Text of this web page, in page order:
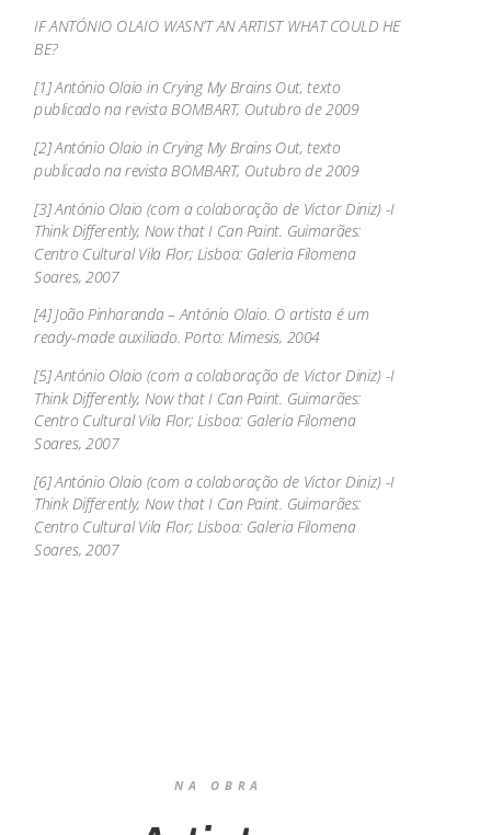
IF ANTÓNIO OLAIO WASN’T AN ARTIST WHAT COULD HE
BE?
[1] António Olaio in Crying My Brains Out, texto
publicado na revista BOMBART, Outubro de 2009
[2] António Olaio in Crying My Brains Out, texto
publicado na revista BOMBART, Outubro de 2009
[3] António Olaio (com a colaboração de Victor Diniz) -I
Think Differently, Now that I Can Paint. Guimarães:
Centro Cultural Vila Flor; Lisboa: Galeria Filomena
Soares, 2007
[4] João Pinharanda – António Olaio. O artista é um
ready-made auxiliado. Porto: Mimesis, 2004
[5] António Olaio (com a colaboração de Victor Diniz) -I
Think Differently, Now that I Can Paint. Guimarães:
Centro Cultural Vila Flor; Lisboa: Galeria Filomena
Soares, 2007
[6] António Olaio (com a colaboração de Victor Diniz) -I
Think Differently, Now that I Can Paint. Guimarães:
Centro Cultural Vila Flor; Lisboa: Galeria Filomena
Soares, 2007
NA OBRA